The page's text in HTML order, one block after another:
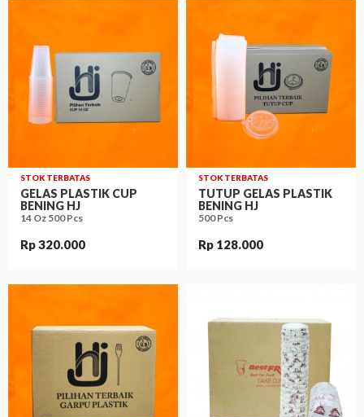
STOK TERBATAS
GELAS PLASTIK CUP
BENING HJ
14 Oz 500 Pcs
Rp 320.000
STOK TERBATAS
TUTUP GELAS PLASTIK
BENING HJ
500 Pcs
Rp 128.000